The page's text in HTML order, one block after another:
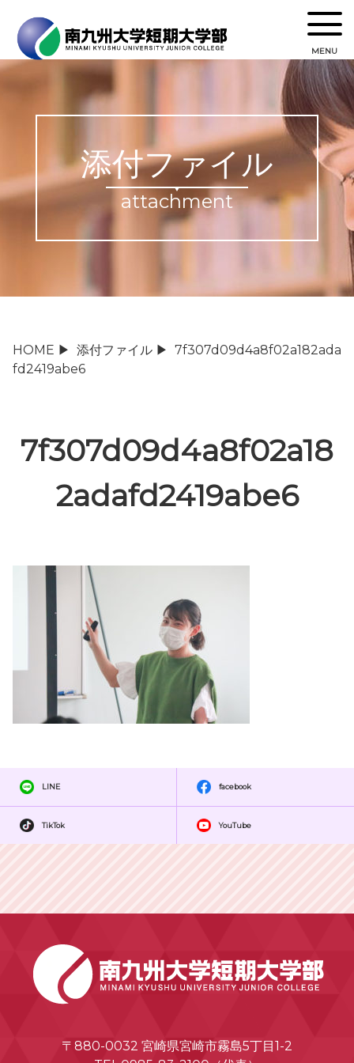
MENU
添付ファイル
attachment
HOME ▶ 添付ファイル ▶ 7f307d09d4a8f02a182ada
fd2419abe6
7f307d09d4a8f02a18
2adafd2419abe6
LINE facebook
TikTok YouTube
〒880-0032 宮崎県宮崎市霧島5丁目1-2